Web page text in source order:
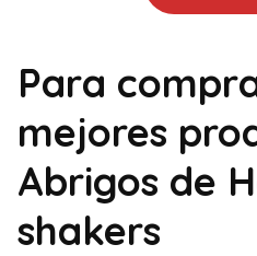
Para
mejores
Abrigos de
shakers